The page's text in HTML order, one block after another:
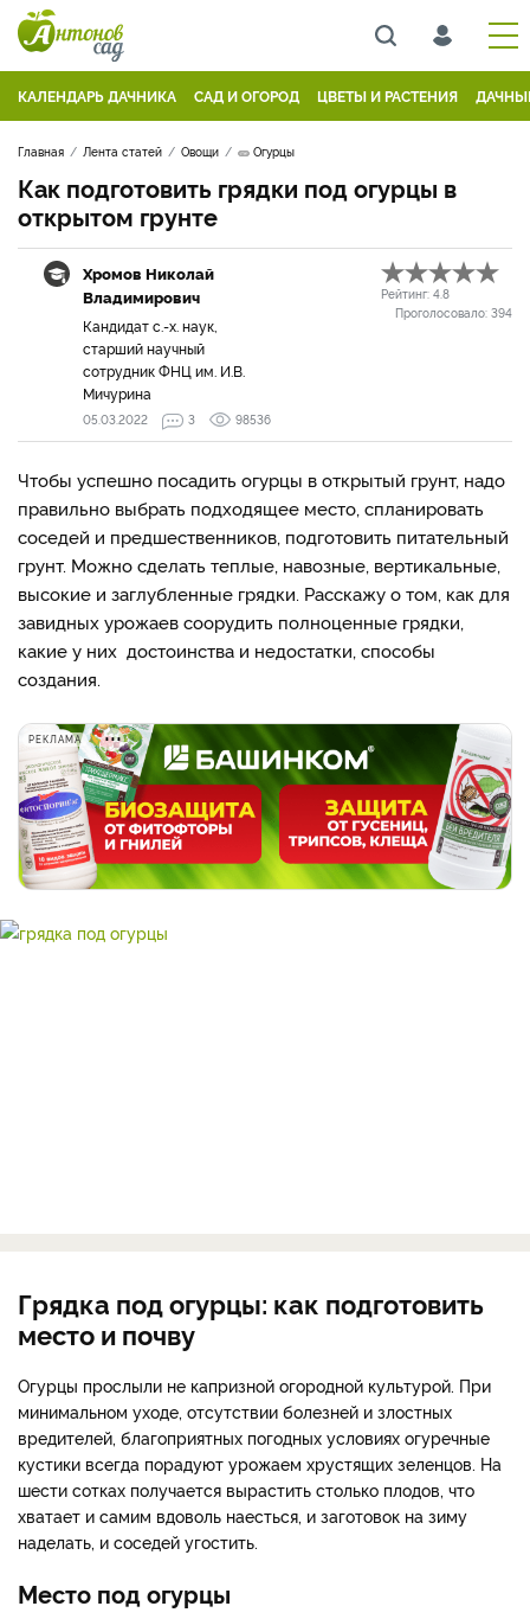
КАЛЕНДАРЬ ДАЧНИКА САД И ОГОРОД ЦВЕТЫ И РАСТЕНИЯ
Главная Лента статей Овощи 🥒 Огурцы
Как подготовить грядки под огурцы в
открытом грунте
Хромов Николай
Владимирович
Кандидат с.-х. наук,
старший научный
сотрудник ФНЦ им. И.В.
Мичурина
Рейтинг: 4.8
Проголосовало: 394
05.03.2022 3 98536
Чтобы успешно посадить огурцы в открытый грунт, надо
правильно выбрать подходящее место, спланировать
соседей и предшественников, подготовить питательный
грунт. Можно сделать теплые, навозные, вертикальные,
высокие и заглубленные грядки. Расскажу о том, как для
завидных урожаев соорудить полноценные грядки,
какие у них достоинства и недостатки, способы
создания.
РЕКЛАМА
Грядка под огурцы: как подготовить
место и почву
Огурцы прослыли не капризной огородной культурой. При
минимальном уходе, отсутствии болезней и злостных
вредителей, благоприятных погодных условиях огуречные
кустики всегда порадуют урожаем хрустящих зеленцов. На
шести сотках получается вырастить столько плодов, что
хватает и самим вдоволь наесться, и заготовок на зиму
наделать, и соседей угостить.
Место под огурцы